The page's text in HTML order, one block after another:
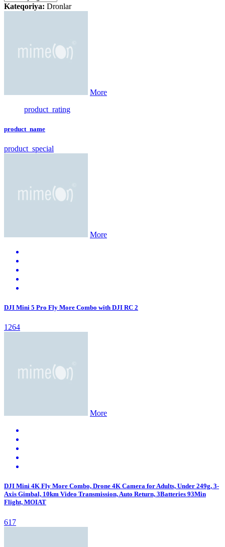
Kateqoriya: Dronlar
More
product_rating
product_name
product_special
More
DJI Mini 5 Pro Fly More Combo with DJI RC 2
1264
More
DJI Mini 4K Fly More Combo, Drone 4K Camera for Adults, Under 249g, 3-
Axis Gimbal, 10km Video Transmission, Auto Return, 3Batteries 93Min
Flight, MOIAT
617